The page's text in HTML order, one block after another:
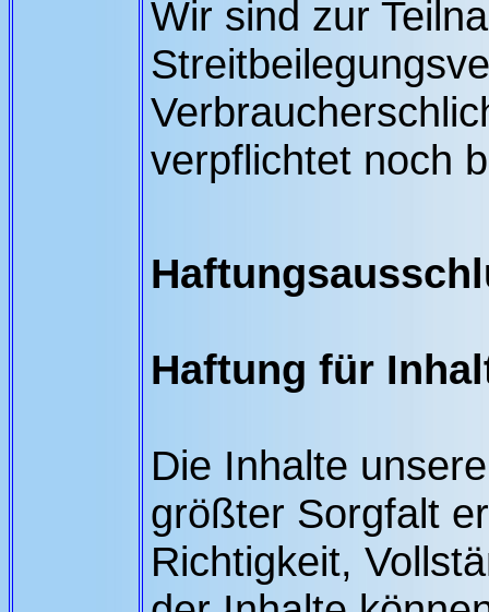
Wir sind zur
verpflichtet noch
Haftung für
Die Inhalte
größter Sorgfalt
Richtigkeit,